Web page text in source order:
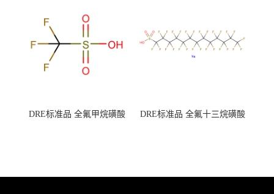
（泰坦现货供应）
DRE标准品 全氟甲烷磺酸
DRE标准品 全氟十三烷磺酸